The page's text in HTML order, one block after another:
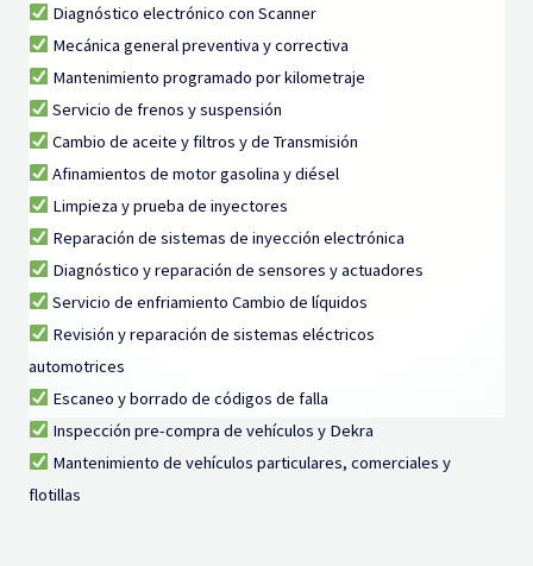
Diagnóstico electrónico con Scanner
Mecánica general preventiva y correctiva
Mantenimiento programado por kilometraje
Servicio de frenos y suspensión
Cambio de aceite y filtros y de Transmisión
Afinamientos de motor gasolina y diésel
Limpieza y prueba de inyectores
Reparación de sistemas de inyección electrónica
Diagnóstico y reparación de sensores y actuadores
Servicio de enfriamiento Cambio de líquidos
Revisión y reparación de sistemas eléctricos
automotrices
Escaneo y borrado de códigos de falla
Inspección pre-compra de vehículos y Dekra
Mantenimiento de vehículos particulares, comerciales y
flotillas